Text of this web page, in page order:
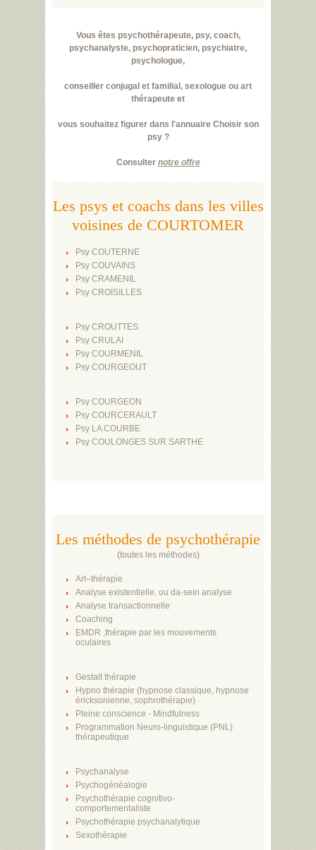
Vous êtes psychothérapeute, psy, coach,
psychanalyste, psychopraticien, psychiatre,
psychologue,
conseiller conjugal et familial, sexologue ou art
thérapeute et
vous souhaitez figurer dans l'annuaire Choisir son
psy ?
Consulter notre offre
Les psys et coachs dans les villes
voisines de COURTOMER
Psy COUTERNE
Psy COUVAINS
Psy CRAMENIL
Psy CROISILLES
Psy CROUTTES
Psy CRULAI
Psy COURMENIL
Psy COURGEOUT
Psy COURGEON
Psy COURCERAULT
Psy LA COURBE
Psy COULONGES SUR SARTHE
Les méthodes de psychothérapie
(toutes les méthodes)
Art–thérapie
Analyse existentielle, ou da-sein analyse
Analyse transactionnelle
Coaching
EMDR ,thérapie par les mouvements
oculaires
Gestalt thérapie
Hypno thérapie (hypnose classique, hypnose
éricksonienne, sophrothérapie)
Pleine conscience - Mindfulness
Programmation Neuro-linguistique (PNL)
thérapeutique
Psychanalyse
Psychogénéalogie
Psychothérapie cognitivo-
comportementaliste
Psychothérapie psychanalytique
Sexothérapie